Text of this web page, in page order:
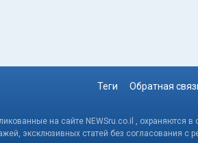
Теги Обратная
на сайте NEWSru.co.il , охраняются
эксклюзивных статей без согласования